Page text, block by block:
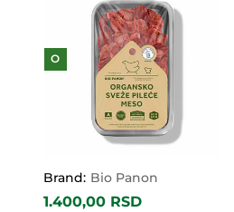
O
Brand: Bio Panon
1.400,00 RSD